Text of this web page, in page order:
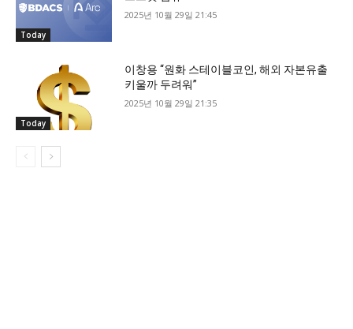
Today
2025년 10월 29일 21:45
Today
이창용 “원화 스테이블코인, 해외 자본유출
키울까 두려워”
2025년 10월 29일 21:35